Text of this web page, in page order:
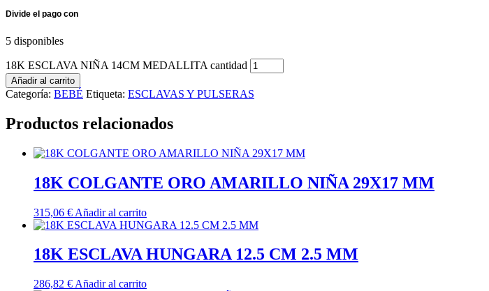
5 disponibles
18K ESCLAVA NIÑA 14CM MEDALLITA cantidad
Añadir al carrito
Categoría: BEBÉ Etiqueta: ESCLAVAS Y PULSERAS
Productos relacionados
18K COLGANTE ORO AMARILLO NIÑA 29X17 MM
315,06 € Añadir al carrito
18K ESCLAVA HUNGARA 12.5 CM 2.5 MM
286,82 € Añadir al carrito